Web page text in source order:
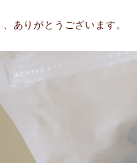
ありがとうございます。